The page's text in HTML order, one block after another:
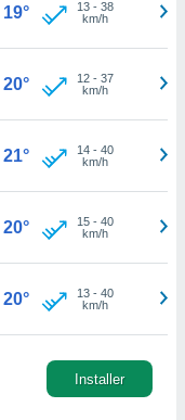
19° 13- 38
km/h
20° 12- 37
km/h
21° 14- 40
km/h
20° 15- 40
km/h
20° 13- 40
km/h
Installer